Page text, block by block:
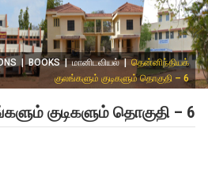
BOOKS | மானிடவியல் | தென்னிந்தியக்
குலங்களும் குடிகளும் தொகுதி – 6
குடிகளும் தொகுதி – 6